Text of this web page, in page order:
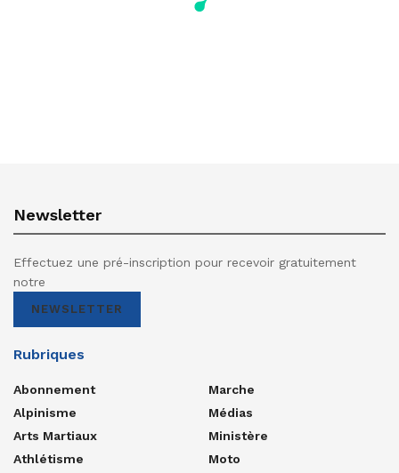
Newsletter
Effectuez une pré-inscription pour recevoir gratuitement
notre
NEWSLETTER
Rubriques
Abonnement
Alpinisme
Arts Martiaux
Athlétisme
Marche
Médias
Ministère
Moto